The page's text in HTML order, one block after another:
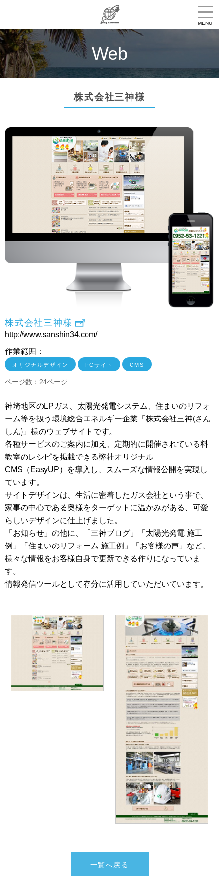
Web
株式会社三神様
株式会社三神様
http://www.sanshin34.com/
作業範囲：
オリジナルデザイン PCサイト CMS
ページ数：24ページ
神埼地区のLPガス、太陽光発電システム、住まいのリフォ
ーム等を扱う環境総合エネルギー企業「株式会社三神(さん
しん)」様のウェブサイトです。
各種サービスのご案内に加え、定期的に開催されている料
教室のレシピを掲載できる弊社オリジナル
CMS（EasyUP）を導入し、スムーズな情報公開を実現し
ています。
サイトデザインは、生活に密着したガス会社という事で、
家事の中心である奥様をターゲットに温かみがある、可愛
らしいデザインに仕上げました。
「お知らせ」の他に、「三神ブログ」「太陽光発電 施工
例」「住まいのリフォーム 施工例」「お客様の声」など、
様々な情報をお客様自身で更新できる作りになっていま
す。
情報発信ツールとして存分に活用していただいています。
一覧へ戻る